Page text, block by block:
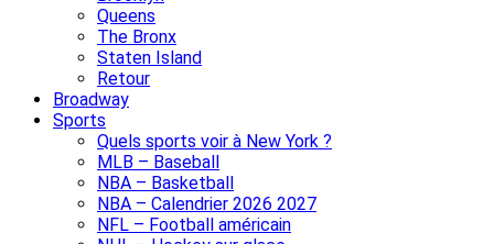
Queens
The Bronx
Staten Island
Retour
Broadway
Sports
Quels sports voir à New York ?
MLB – Baseball
NBA – Basketball
NBA – Calendrier 2026 2027
NFL – Football américain